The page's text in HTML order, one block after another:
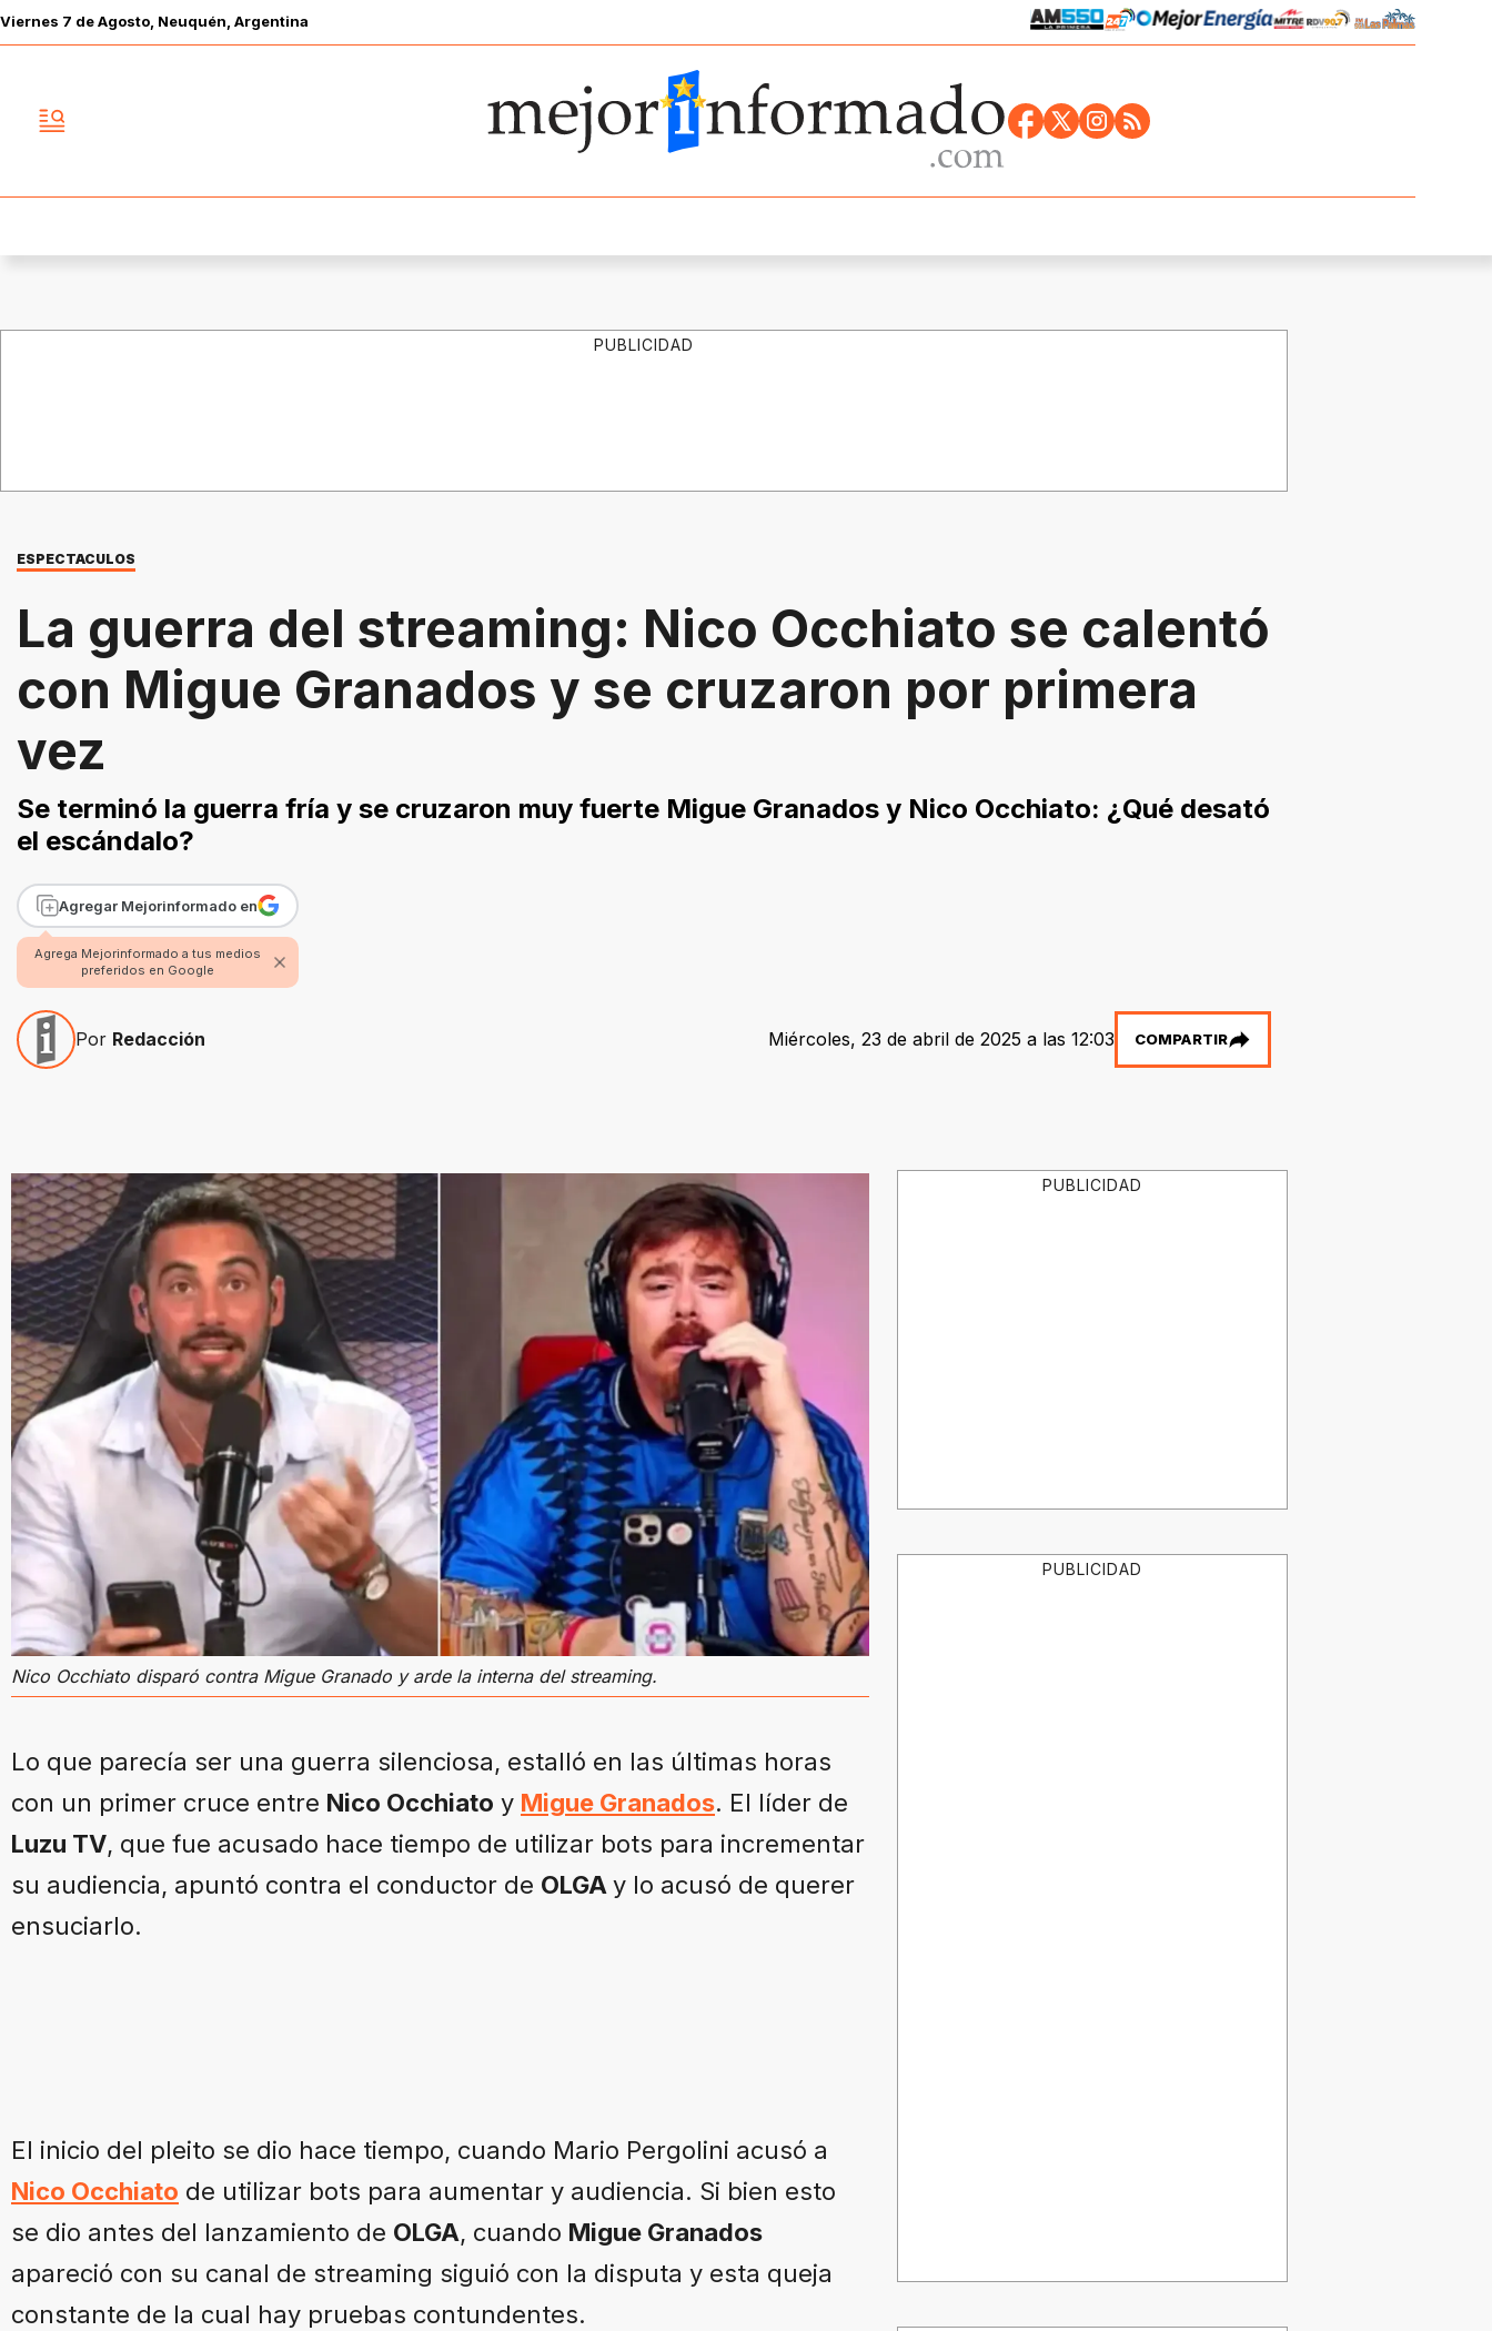
Viernes 7 deAgosto , Neuquén, Argentina
PUBLICIDAD
ESPECTACULOS
La guerra del streaming: Nico Occhiato se calentó
con Migue Granados y se cruzaron por primera
vez
Se terminó la guerra fría y se cruzaron muy fuerte Migue Granados y Nico Occhiato: ¿Qué desató
el escándalo?
Agregar Mejorinformado en
Agrega Mejorinformado a tus medios
preferidos en Google
Por Redacción Miércoles, 23 de abril de 2025 a las 12:03 COMPARTIR
Nico Occhiato disparó contra Migue Granado y arde la interna del streaming.
Lo que parecía ser una guerra silenciosa, estalló en las últimas horas
con un primer cruce entre Nico Occhiato y Migue Granados. El líder de
Luzu TV, que fue acusado hace tiempo de utilizar bots para incrementar
su audiencia, apuntó contra el conductor de OLGA y lo acusó de querer
ensuciarlo.
El inicio del pleito se dio hace tiempo, cuando Mario Pergolini acusó a
Nico Occhiato de utilizar bots para aumentar y audiencia. Si bien esto
se dio antes del lanzamiento de OLGA, cuando Migue Granados
apareció con su canal de streaming siguió con la disputa y esta queja
constante de la cual hay pruebas contundentes.
PUBLICIDAD
PUBLICIDAD